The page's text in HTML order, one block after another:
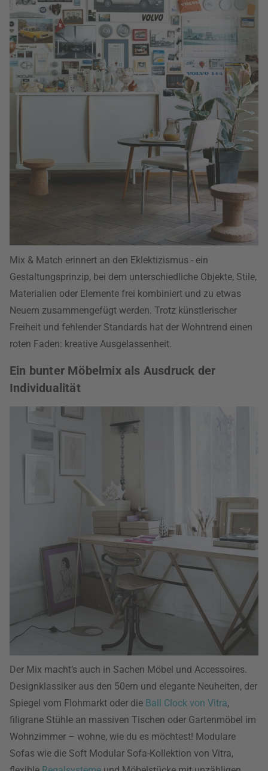
Mix & Match erinnert an den Eklektizismus - ein
Gestaltungsprinzip, bei dem unterschiedliche Objekte, Stile,
Materialien oder Elemente frei kombiniert und zu etwas
Neuem zusammengefügt werden. Trotz künstlerischer
Freiheit und fehlender Standards hat der Wohntrend einen
roten Faden: kreative Ausgelassenheit.
Ein bunter Möbelmix als Ausdruck der
Individualität
Der Mix macht’s auch in Sachen Möbel und Accessoires.
Designklassiker aus den 50ern und elegante Neuheiten, der
Spiegel vom Flohmarkt oder die Ball Clock von Vitra,
filigrane Stühle an massiven Tischen oder Gartenmöbel im
Wohnzimmer – wohne, wie du es möchtest! Modulare
Sofas wie die Soft Modular Sofa-Kollektion von Vitra,